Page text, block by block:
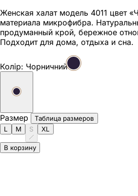
Женская халат модель 4011 цвет
материала микрофибра.
продуманный крой, бережное
Подходит для дома, отдыха и сна.
Колір: Чорничний
Размер
Таблица размеров
L
M S XL
В корзину